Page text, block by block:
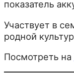
показатель
Участвует в
родной
Посмотреть на